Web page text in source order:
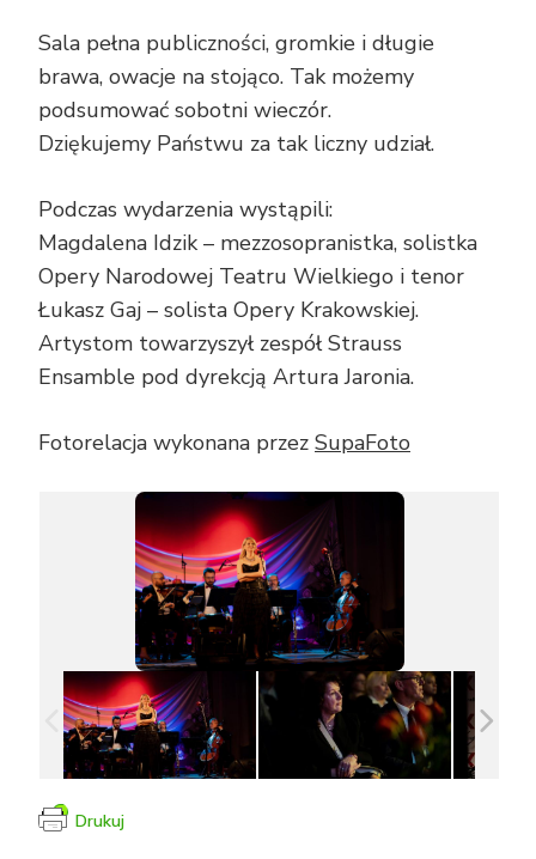
Sala pełna publiczności, gromkie i długie
brawa, owacje na stojąco. Tak możemy
podsumować sobotni wieczór.
Dziękujemy Państwu za tak liczny udział.
Podczas wydarzenia wystąpili:
Magdalena Idzik – mezzosopranistka, solistka
Opery Narodowej Teatru Wielkiego i tenor
Łukasz Gaj – solista Opery Krakowskiej.
Artystom towarzyszył zespół Strauss
Ensamble pod dyrekcją Artura Jaronia.
Fotorelacja wykonana przez SupaFoto
Drukuj